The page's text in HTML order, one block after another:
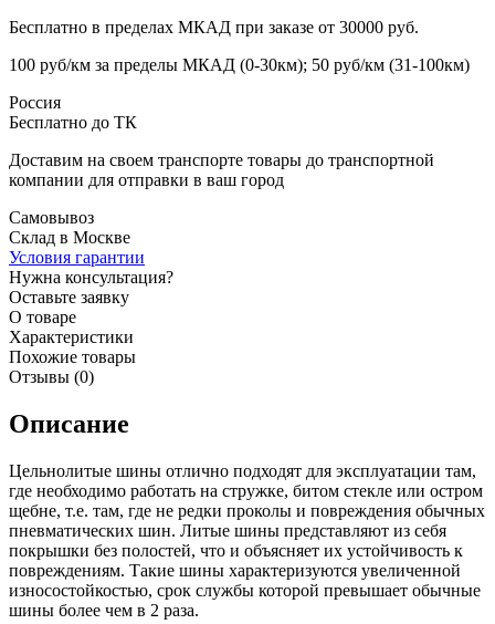
Бесплатно в пределах МКАД при заказе от 30000 руб.
100 руб/км за пределы МКАД (0-30км); 50 руб/км (31-100км)
Россия
Бесплатно до ТК
Доставим на своем транспорте товары до транспортной
компании для отправки в ваш город
Самовывоз
Склад в Москве
Условия гарантии
Нужна консультация?
Оставьте заявку
О товаре
Характеристики
Похожие товары
Отзывы (0)
Описание
Цельнолитые шины отлично подходят для эксплуатации там,
где необходимо работать на стружке, битом стекле или остром
щебне, т.е. там, где не редки проколы и повреждения обычных
пневматических шин. Литые шины представляют из себя
покрышки без полостей, что и объясняет их устойчивость к
повреждениям. Такие шины характеризуются увеличенной
износостойкостью, срок службы которой превышает обычные
шины более чем в 2 раза.